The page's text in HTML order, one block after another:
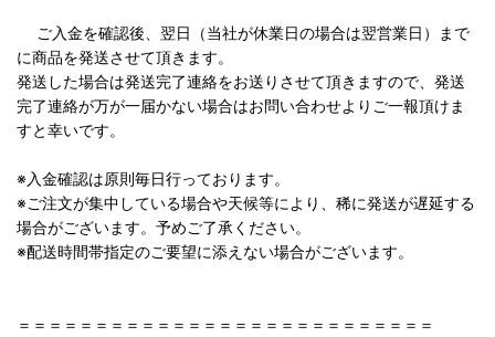
ご入金を確認後、翌日（当社が休業日の場合は翌営業日）まで
に商品を発送させて頂きます。
発送した場合は発送完了連絡をお送りさせて頂きますので、発送
完了連絡が万が一届かない場合はお問い合わせよりご一報頂けま
すと幸いです。
※入金確認は原則毎日行っております。
※ご注文が集中している場合や天候等により、稀に発送が遅延する
場合がございます。予めご了承ください。
※配送時間帯指定のご要望に添えない場合がございます。
＝＝＝＝＝＝＝＝＝＝＝＝＝＝＝＝＝＝＝＝＝＝＝＝＝＝＝